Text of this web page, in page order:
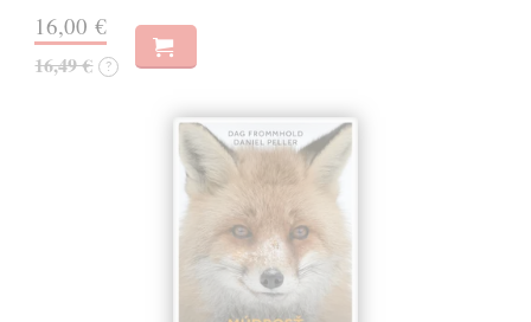
16,00 €
16,49 € ?